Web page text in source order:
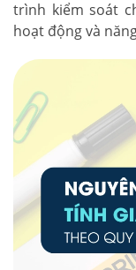
trình kiểm soát
hoạt động và